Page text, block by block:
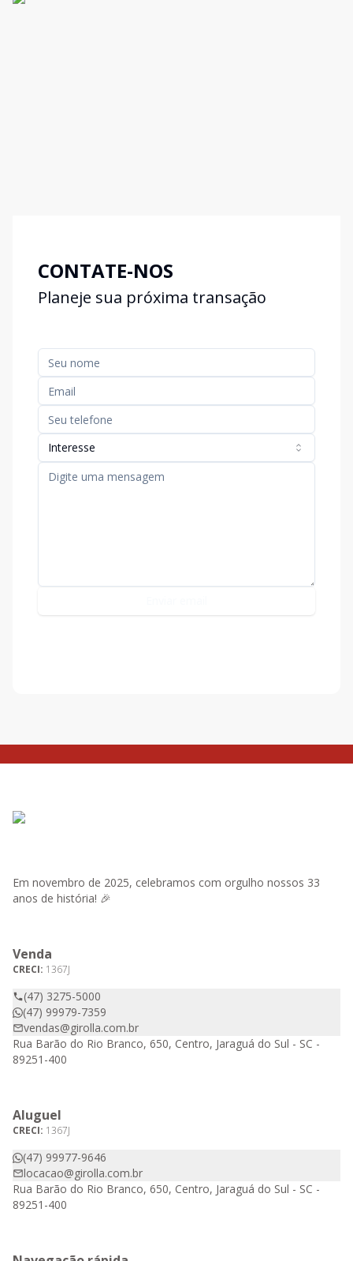
CONTATE-NOS
Planeje sua próxima transação
Interesse
Em novembro de 2025, celebramos com orgulho nossos 33
anos de história! 🎉
Venda
CRECI: 1367J
(47) 3275-5000
(47) 99979-7359
vendas@girolla.com.br
Rua Barão do Rio Branco, 650, Centro, Jaraguá do Sul - SC -
89251-400
Aluguel
CRECI: 1367J
(47) 99977-9646
locacao@girolla.com.br
Rua Barão do Rio Branco, 650, Centro, Jaraguá do Sul - SC -
89251-400